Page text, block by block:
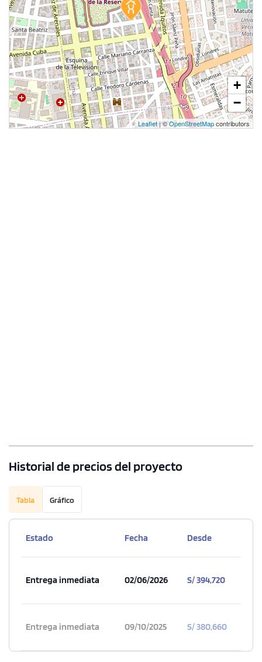
Desde
S/ 445,000
72.00 m²
1 dorms. 1 baño
+
−
Leaflet| ©OpenStreetMapcontributors
Historial de precios del proyecto
Tabla Gráfico
Estado Fecha Desde
Entrega inmediata 02/06/2026 S/ 394,720
Entrega inmediata 09/10/2025 S/ 380,660